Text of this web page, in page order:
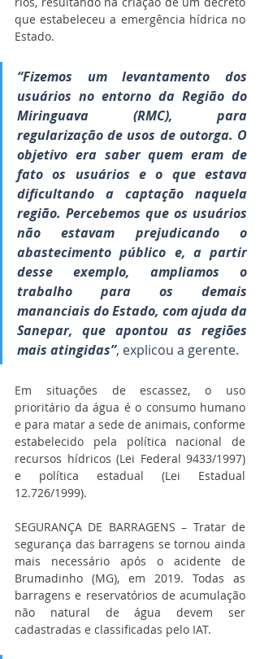
que estabeleceu a emergência hídrica no
Estado.
“Fizemos um levantamento dos
usuários no entorno da Região do
Miringuava (RMC), para
regularização de usos de outorga. O
objetivo era saber quem eram de
fato os usuários e o que estava
dificultando a captação naquela
região. Percebemos que os usuários
não estavam prejudicando o
abastecimento público e, a partir
desse exemplo, ampliamos o
trabalho para os demais
mananciais do Estado, com ajuda da
Sanepar, que apontou as regiões
mais atingidas”, explicou a gerente.
Em situações de escassez, o uso
prioritário da água é o consumo humano
e para matar a sede de animais, conforme
estabelecido pela política nacional de
recursos hídricos (Lei Federal 9433/1997)
e política estadual (Lei Estadual
12.726/1999).
SEGURANÇA DE BARRAGENS – Tratar de
segurança das barragens se tornou ainda
mais necessário após o acidente de
Brumadinho (MG), em 2019. Todas as
barragens e reservatórios de acumulação
não natural de água devem ser
cadastradas e classificadas pelo IAT.